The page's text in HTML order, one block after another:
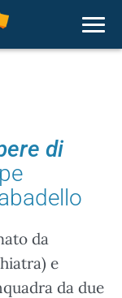
di
da
e
da due